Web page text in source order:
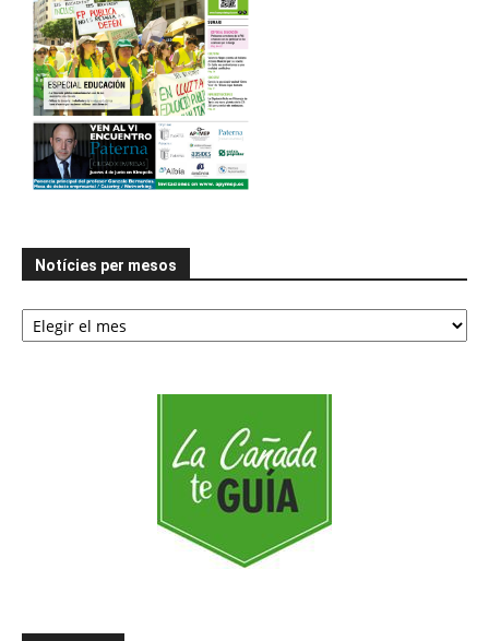
Notícies per mesos
Notícies
per